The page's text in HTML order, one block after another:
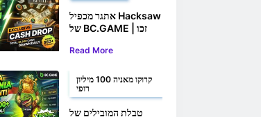
אתגר מכפיל Hacksaw
של BC.GAME | זכו
ופרסי כסף
Read More
קרוקו מאניה 100 מיליון
רופי
טבלת המובילים של